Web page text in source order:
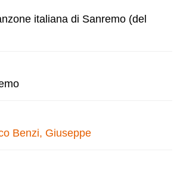
italiana di Sanremo (del
Benzi, Giuseppe